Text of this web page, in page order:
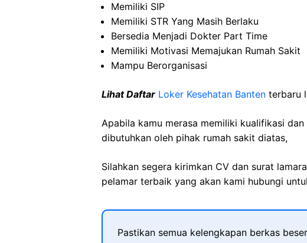
Memiliki SIP
Memiliki STR Yang Masih Berlaku
Bersedia Menjadi Dokter Part Time
Memiliki Motivasi Memajukan Rumah Sakit
Mampu Berorganisasi
Lihat Daftar Loker Kesehatan Banten terbaru
Apabila kamu merasa memiliki kualifikasi
dibutuhkan oleh pihak rumah sakit diatas,
Silahkan segera kirimkan CV dan surat
pelamar terbaik yang akan kami hubungi
Pastikan semua kelengkapan berkas